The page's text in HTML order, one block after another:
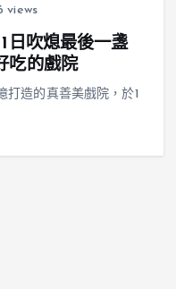
views
日吹熄最後一盞
吃的戲院
打造的真善美戲院，於1